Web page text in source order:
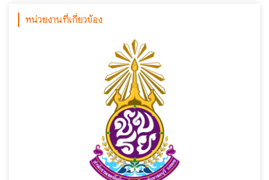
หน่วยงานที่เกี่ยวข้อง